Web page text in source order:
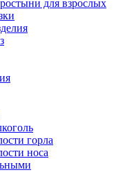
для взрослых
горла
носа